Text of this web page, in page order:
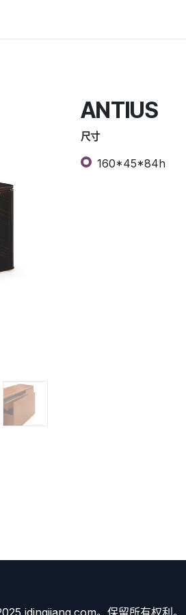
ANTIUS
尺寸
160*45*84h
idingjiang.com。保留所有权利。